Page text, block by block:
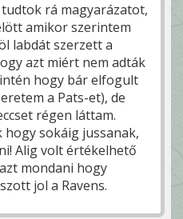
rá magyarázatot,
amikor szerintem
labdát szerzett a
azt miért nem adták
hogy bár elfogult
a Pats-et), de
régen láttam.
sokáig jussanak,
Alig volt értékelhető
mondani hogy
jol a Ravens.